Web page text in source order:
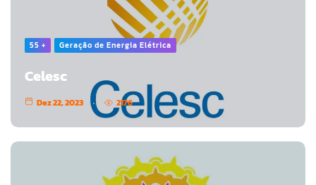
55 + Geração de Energia Elétrica
Celesc
Dez 22, 2023 2176